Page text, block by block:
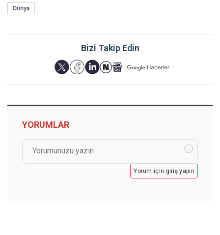
Dünya
Bizi Takip Edin
YORUMLAR
Yorum için giriş yapın